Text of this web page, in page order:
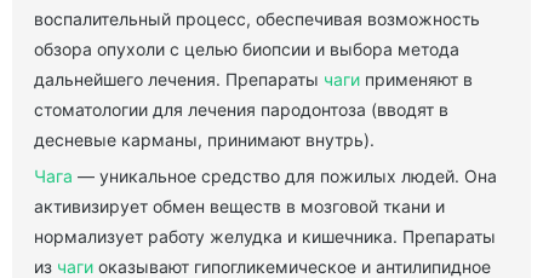
воспалительный процесс, обеспечивая возможность
обзора опухоли с целью биопсии и выбора метода
дальнейшего лечения. Препараты чаги применяют в
стоматологии для лечения пародонтоза (вводят в
десневые карманы, принимают внутрь).
Чага — уникальное средство для пожилых людей. Она
активизирует обмен веществ в мозговой ткани и
нормализует работу желудка и кишечника. Препараты
из чаги оказывают гипогликемическое и антилипидное